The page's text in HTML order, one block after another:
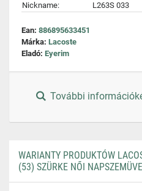
Nickname:
L263S 033
Ean: 886895633451
Márka: Lacoste
Eladó: Eyerim
További
WARIANTY PRODUKTÓW
(53) SZÜRKE NŐI